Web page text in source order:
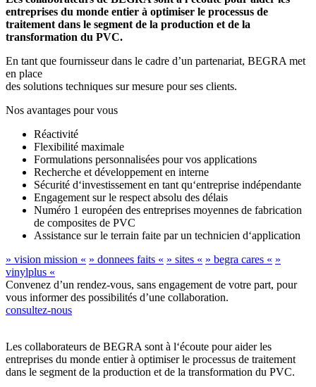
entreprises du monde entier à optimiser le processus de
traitement dans le segment de la production et de la
transformation du PVC.
En tant que fournisseur dans le cadre d’un partenariat, BEGRA met
en place
des solutions techniques sur mesure pour ses clients.
Nos avantages pour vous
Réactivité
Flexibilité maximale
Formulations personnalisées pour vos applications
Recherche et développement en interne
Sécurité d‘investissement en tant qu‘entreprise indépendante
Engagement sur le respect absolu des délais
Numéro 1 européen des entreprises moyennes de fabrication
de composites de PVC
Assistance sur le terrain faite par un technicien d‘application
» vision mission « » donnees faits « » sites « » begra cares « »
vinylplus «
Convenez d’un rendez-vous, sans engagement de votre part, pour
vous informer des possibilités d’une collaboration.
consultez-nous
Les collaborateurs de BEGRA sont à l‘écoute pour aider les
entreprises du monde entier à optimiser le processus de traitement
dans le segment de la production et de la transformation du PVC.